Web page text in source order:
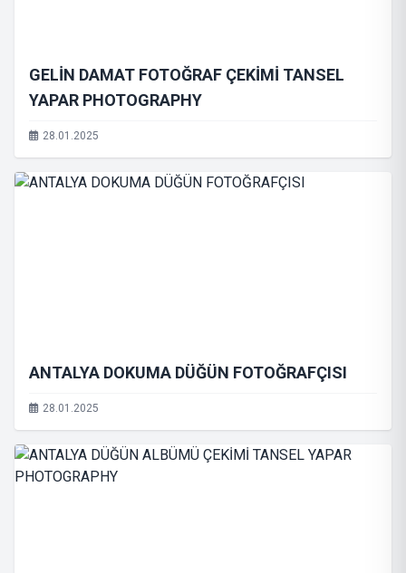
GELİN DAMAT FOTOĞRAF ÇEKİMİ TANSEL
YAPAR PHOTOGRAPHY
28.01.2025
ANTALYA DOKUMA DÜĞÜN FOTOĞRAFÇISI
28.01.2025